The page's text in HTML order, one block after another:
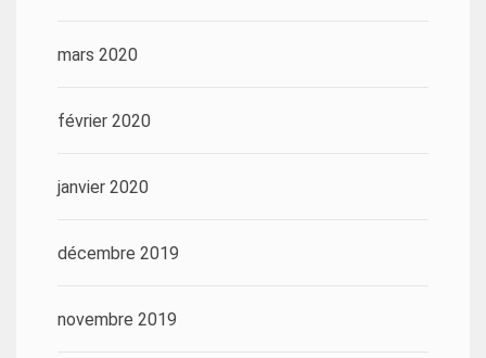
mars 2020
février 2020
janvier 2020
décembre 2019
novembre 2019